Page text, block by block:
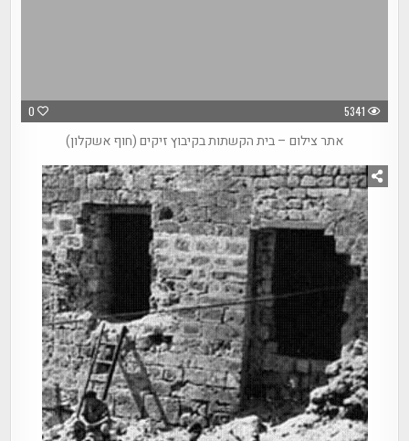
0 5341
אתר צילום – בית הקשתות בקיבוץ זיקים (חוף אשקלון)